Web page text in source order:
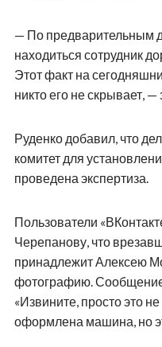
— По предварительным
находиться сотрудник
Этот факт на
никто его не скрывает, —
Руденко добавил, что
комитет для
проведена экспертиза.
Пользователи
Черепанову, что
принадлежит Алексею
фотографию.
«Извините, просто это
оформлена машина, но